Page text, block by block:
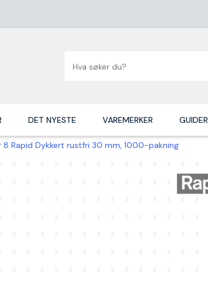
DET NYESTE VAREMERKER GUIDER
8 Rapid Dykkert rustfri 30 mm, 1000-pakning